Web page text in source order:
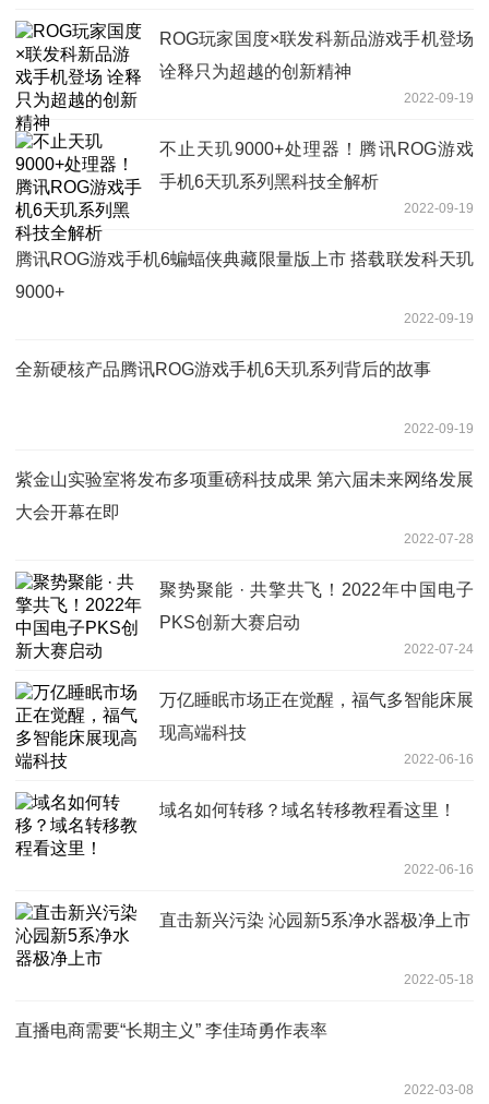
ROG玩家国度×联发科新品游戏手机登场
诠释只为超越的创新精神
2022-09-19
不止天玑9000+处理器！腾讯ROG游戏
手机6天玑系列黑科技全解析
2022-09-19
腾讯ROG游戏手机6蝙蝠侠典藏限量版上市 搭载联发科天玑
9000+
2022-09-19
全新硬核产品腾讯ROG游戏手机6天玑系列背后的故事
2022-09-19
紫金山实验室将发布多项重磅科技成果 第六届未来网络发展
大会开幕在即
2022-07-28
聚势聚能 · 共擎共飞！2022年中国电子
PKS创新大赛启动
2022-07-24
万亿睡眠市场正在觉醒，福气多智能床展
现高端科技
2022-06-16
域名如何转移？域名转移教程看这里！
2022-06-16
直击新兴污染 沁园新5系净水器极净上市
2022-05-18
直播电商需要“长期主义” 李佳琦勇作表率
2022-03-08